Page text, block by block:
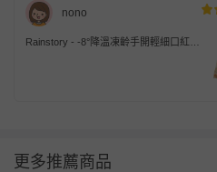
nono
Rainstory - -8°降溫凍齡手開輕細口紅
更多推薦商品